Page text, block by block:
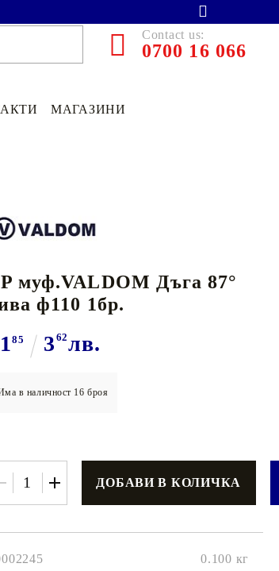
Contact us:
0700 16 066
€1112 2175лв.
€13.90
МАГАЗИНИ
муф.VALDOM Дъга 87°
ф110 1бр.
85 3 62лв.
в наличност 16 броя
0.100 кг